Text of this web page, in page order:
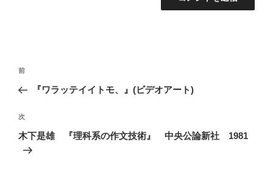
投
ナ
ビ
ゲ
ー
前
の
稿
前
『ワラッテイイトモ、』(ビデオアート)
次
の
次
木下是雄 『理科系の作文技術』 中央公論新社 1981